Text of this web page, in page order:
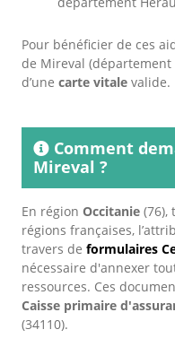
Pour bénéficier de ces
de Mireval
d’une carte vitale valide.
Comment
Mireval ?
En région Occitanie (76),
régions françaises,
travers de formulaires
nécessaire d'annexer
ressources. Ces
Caisse primaire
(34110).